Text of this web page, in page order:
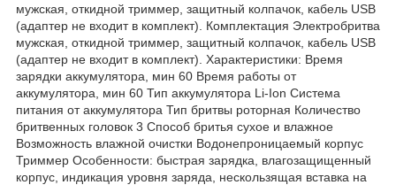
мужская, откидной триммер, защитный колпачок, кабель USB
(адаптер не входит в комплект). Комплектация Электробритва
мужская, откидной триммер, защитный колпачок, кабель USB
(адаптер не входит в комплект). Характеристики: Время
зарядки аккумулятора, мин 60 Время работы от
аккумулятора, мин 60 Тип аккумулятора Li-Ion Система
питания от аккумулятора Тип бритвы роторная Количество
бритвенных головок 3 Способ бритья сухое и влажное
Возможность влажной очистки Водонепроницаемый корпус
Триммер Особенности: быстрая зарядка, влагозащищенный
корпус, индикация уровня заряда, нескользящая вставка на